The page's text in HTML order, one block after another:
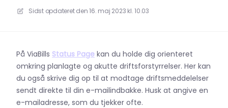
Sidst opdateret den16. maj 2023 kl. 10.03
På ViaBills Status Page kan du holde dig orienteret
omkring planlagte og akutte driftsforstyrrelser. Her kan
du også skrive dig op til at modtage driftsmeddelelser
sendt direkte til din e-mailindbakke. Husk at angive en
e-mailadresse, som du tjekker ofte.